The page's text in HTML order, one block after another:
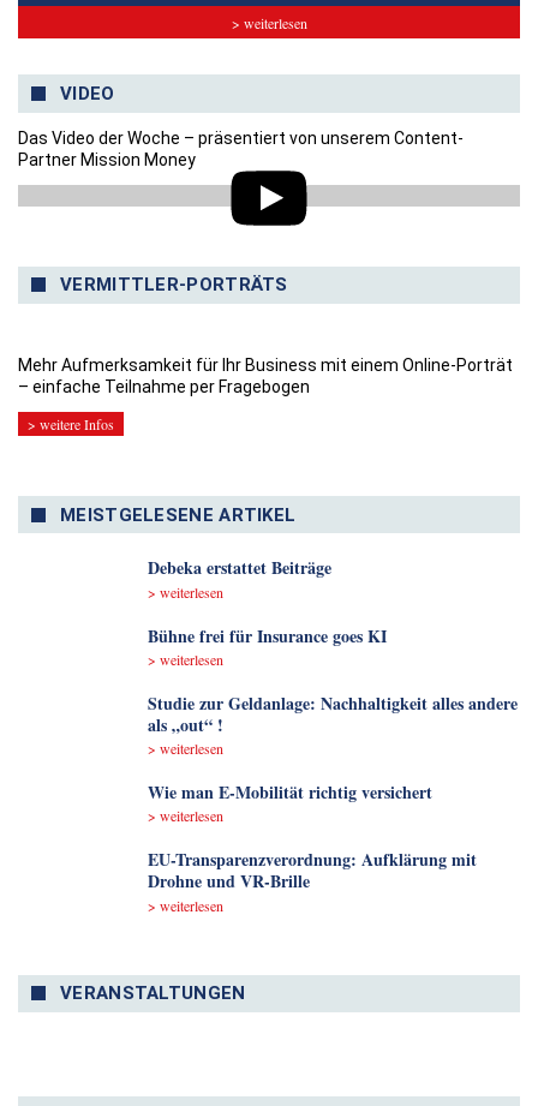
> weiterlesen
VIDEO
Das Video der Woche – präsentiert von unserem Content-
Partner Mission Money
VERMITTLER-PORTRÄTS
Mehr Aufmerksamkeit für Ihr Business mit einem Online-Porträt
– einfache Teilnahme per Fragebogen
> weitere Infos
MEISTGELESENE ARTIKEL
Debeka erstattet Beiträge
> weiterlesen
Bühne frei für Insurance goes KI
> weiterlesen
Studie zur Geldanlage: Nachhaltigkeit alles andere
als „out“ !
> weiterlesen
Wie man E-Mobilität richtig versichert
> weiterlesen
EU-Transparenzverordnung: Aufklärung mit
Drohne und VR-Brille
> weiterlesen
VERANSTALTUNGEN